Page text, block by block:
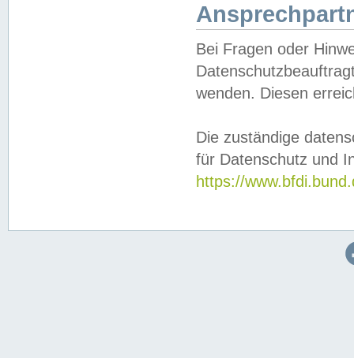
Bei Fragen oder
wenden. Diesen
Die zuständige
für Datenschutz und
https://